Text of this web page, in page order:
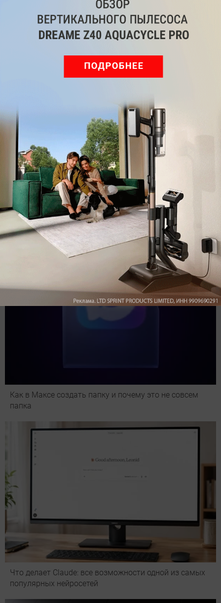
Pro: гибкий подход к уборке
Подпишись на наш канал в мессенджере МАХ
Как в Максе создать папку и почему это не совсем
папка
Что делает Сlaude: все возможности одной из самых
популярных нейросетей